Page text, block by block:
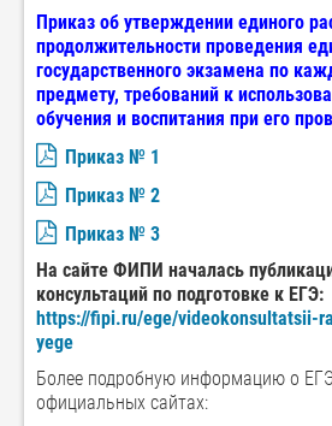
Приказ об утверждении единого
продолжительности проведения
государственного экзамена по
предмету, требований к
обучения и воспитания при его
Приказ № 1
Приказ № 2
Приказ № 3
На сайте ФИПИ началась
консультаций по подготовке к ЕГЭ:
https://fipi.ru/ege/videokonsultatsii-
yege
Более подробную информацию о
официальных сайтах: